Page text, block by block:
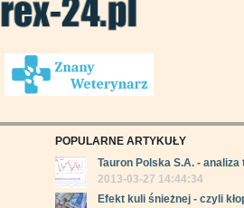
POPULARNE ARTYKUŁY
Tauron Polska S.A. - analiza
2013-03-27 14:44:34
Efekt kuli śnieżnej - czyli